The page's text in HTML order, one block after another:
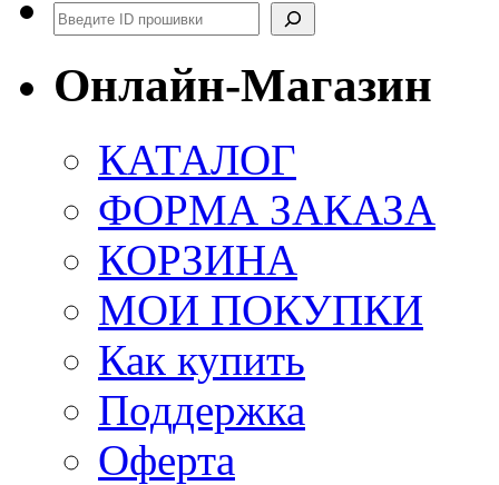
Поиск
Онлайн-Магазин
КАТАЛОГ
ФОРМА ЗАКАЗА
КОРЗИНА
МОИ ПОКУПКИ
Как купить
Поддержка
Оферта